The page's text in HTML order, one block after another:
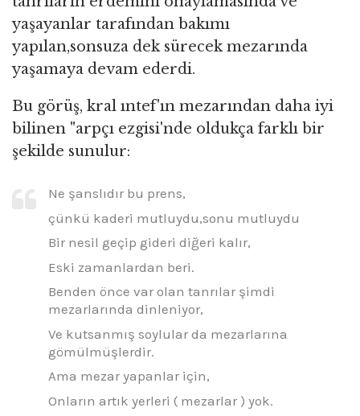
yaşayanlar tarafından bakımı
yapılan,sonsuza dek sürecek mezarında
yaşamaya devam ederdi.
Bu görüş, kral ıntef'ın mezarından daha iyi
bilinen "arpçı ezgisi'nde oldukça farklı bir
şekilde sunulur:
Ne şanslıdır bu prens,
çünkü kaderi mutluydu,sonu mutluydu
Bir nesil geçip gideri diğeri kalır,
Eski zamanlardan beri.
Benden önce var olan tanrılar şimdi
mezarlarında dinleniyor,
Ve kutsanmış soylular da mezarlarına
gömülmüşlerdir.
Ama mezar yapanlar için,
Onların artık yerleri ( mezarlar ) yok.